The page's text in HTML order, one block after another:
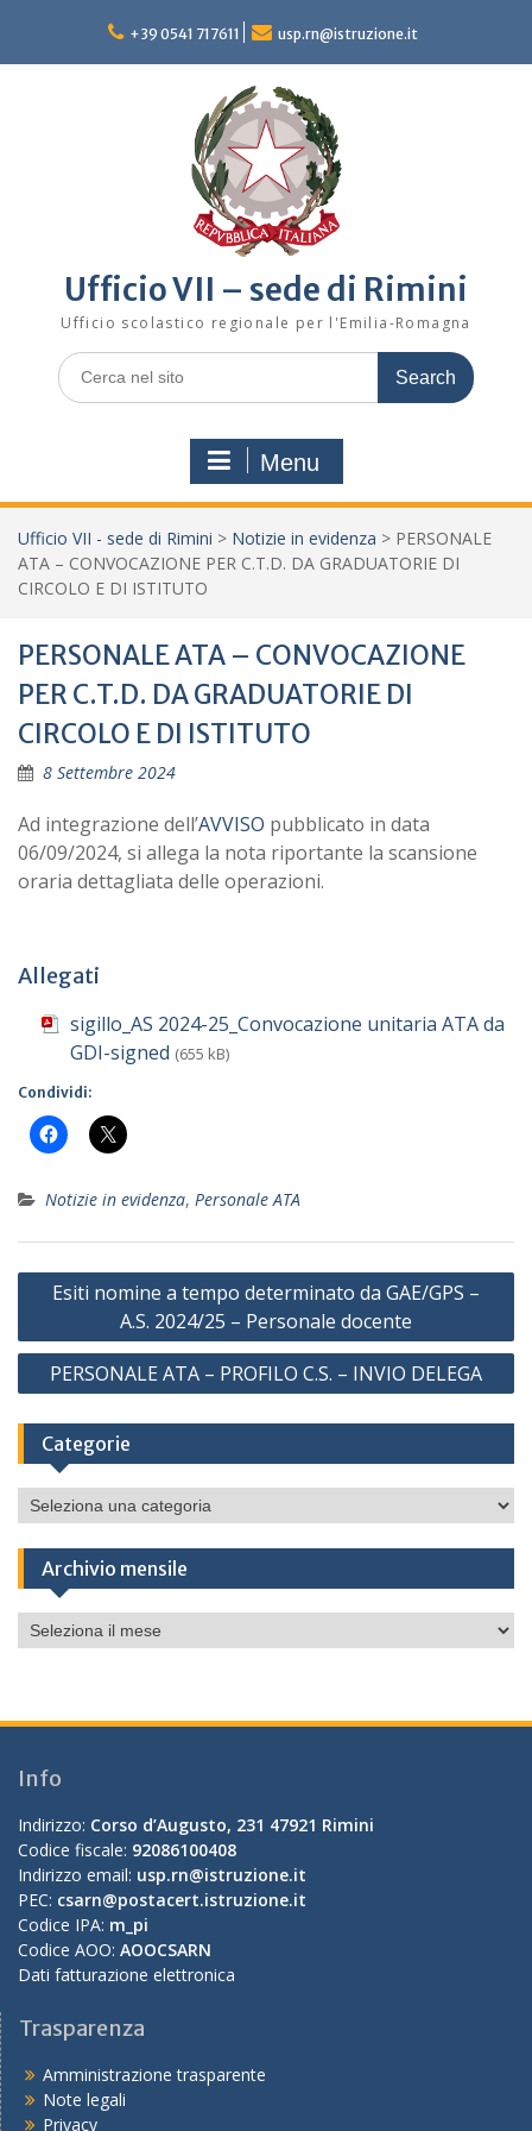
content
+39 0541 717611 usp.rn@istruzione.it
Ufficio VII – sede di Rimini
Ufficio scolastico regionale per l'Emilia-Romagna
Search
for:
Menu
Ufficio VII - sede di Rimini > Notizie in evidenza > PERSONALE
ATA – CONVOCAZIONE PER C.T.D. DA GRADUATORIE DI
CIRCOLO E DI ISTITUTO
PERSONALE ATA – CONVOCAZIONE
PER C.T.D. DA GRADUATORIE DI
CIRCOLO E DI ISTITUTO
8 Settembre 2024
Ad integrazione dell’AVVISO pubblicato in data
06/09/2024, si allega la nota riportante la scansione
oraria dettagliata delle operazioni.
Allegati
sigillo_AS 2024-25_Convocazione unitaria ATA da
GDI-signed (655 kB)
Condividi:
Notizie in evidenza, Personale ATA
Navigazione
Esiti nomine a tempo determinato da GAE/GPS –
A.S. 2024/25 – Personale docente
PERSONALE ATA – PROFILO C.S. – INVIO DELEGA
Categorie
Categorie
Archivio mensile
Archivio
mensile
Info
Indirizzo: Corso d’Augusto, 231 47921 Rimini
Codice fiscale: 92086100408
Indirizzo email: usp.rn@istruzione.it
PEC: csarn@postacert.istruzione.it
Codice IPA: m_pi
Codice AOO: AOOCSARN
Dati fatturazione elettronica
Trasparenza
Amministrazione trasparente
Note legali
Privacy